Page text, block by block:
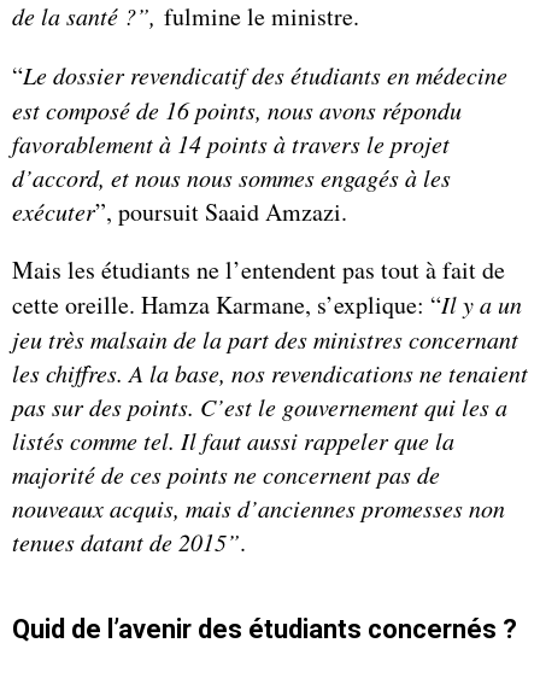
de la santé ?”, fulmine le ministre.
“Le dossier revendicatif des étudiants en médecine
est composé de 16 points, nous avons répondu
favorablement à 14 points à travers le projet
d’accord, et nous nous sommes engagés à les
exécuter”, poursuit Saaid Amzazi.
Mais les étudiants ne l’entendent pas tout à fait de
cette oreille. Hamza Karmane, s’explique: “Il y a un
jeu très malsain de la part des ministres concernant
les chiffres. A la base, nos revendications ne tenaient
pas sur des points. C’est le gouvernement qui les a
listés comme tel. Il faut aussi rappeler que la
majorité de ces points ne concernent pas de
nouveaux acquis, mais d’anciennes promesses non
tenues datant de 2015”.
Quid de l’avenir des étudiants concernés ?